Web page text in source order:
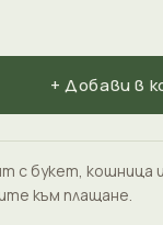
+ Добави в
с букет, кошница
към плащане.